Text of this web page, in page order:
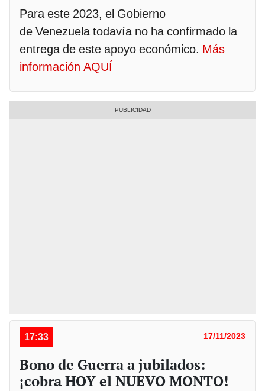
Para este 2023, el Gobierno
de Venezuela todavía no ha confirmado la
entrega de este apoyo económico. Más
información AQUÍ
17:33 17/11/2023
Bono de Guerra a jubilados:
¡cobra HOY el NUEVO MONTO!